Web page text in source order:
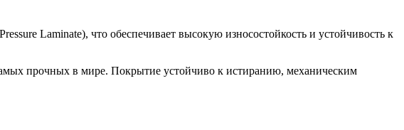
Laminate), что обеспечивает высокую износостойкость и устойчивость к
прочных в мире. Покрытие устойчиво к истиранию, механическим